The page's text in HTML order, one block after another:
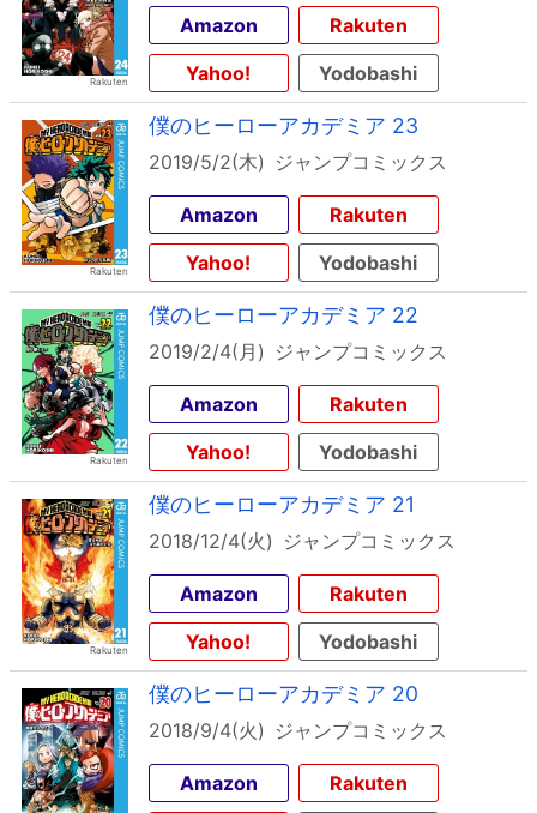
Amazon
Rakuten
Yahoo!
Yodobashi
僕のヒーローアカデミア 23
2019/5/2(木) ジャンプコミックス
Amazon
Rakuten
Yahoo!
Yodobashi
僕のヒーローアカデミア 22
2019/2/4(月) ジャンプコミックス
Amazon
Rakuten
Yahoo!
Yodobashi
僕のヒーローアカデミア 21
2018/12/4(火) ジャンプコミックス
Amazon
Rakuten
Yahoo!
Yodobashi
僕のヒーローアカデミア 20
2018/9/4(火) ジャンプコミックス
Amazon Rakuten